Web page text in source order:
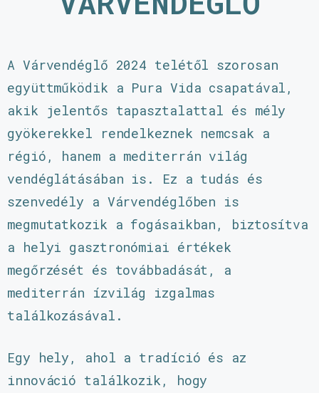
A Várvendéglő 2024 telétől szorosan
együttműködik a Pura Vida csapatával,
akik jelentős tapasztalattal és mély
gyökerekkel rendelkeznek nemcsak a
régió, hanem a mediterrán világ
vendéglátásában is. Ez a tudás és
szenvedély a Várvendéglőben is
megmutatkozik a fogásaikban, biztosítva
a helyi gasztronómiai értékek
megőrzését és továbbadását, a
mediterrán ízvilág izgalmas
találkozásával.
Egy hely, ahol a tradíció és az
innováció találkozik, hogy